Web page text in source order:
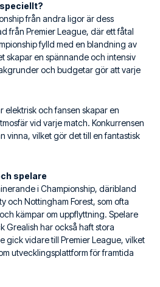
från andra ligor är dess
från Premier League, där ett fåtal
fylld med en blandning av
skapar en spännande och intensiv
och budgetar gör att varje
elektrisk och fansen skapar en
vid varje match. Konkurrensen
vinna, vilket gör det till en fantastisk
spelare
i Championship, däribland
och Nottingham Forest, som ofta
kämpar om uppflyttning. Spelare
Grealish har också haft stora
gick vidare till Premier League, vilket
utvecklingsplattform för framtida